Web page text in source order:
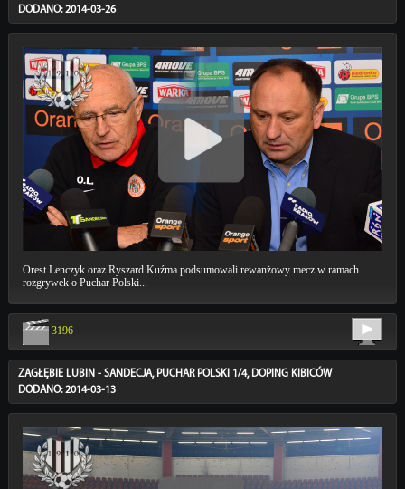
DODANO: 2014-03-26
Orest Lenczyk oraz Ryszard Kuźma podsumowali rewanżowy mecz w ramach
rozgrywek o Puchar Polski...
3196
ZAGŁĘBIE LUBIN - SANDECJA, PUCHAR POLSKI 1/4, DOPING KIBICÓW
DODANO: 2014-03-13